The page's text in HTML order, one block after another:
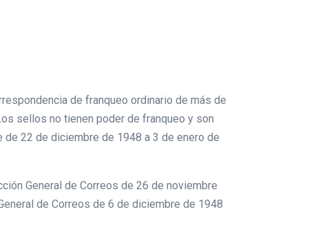
de franqueo ordinario de más de
sellos no tienen poder de franqueo y son
22 de diciembre de 1948 a 3 de enero de
General de Correos de 26 de noviembre
de Correos de 6 de diciembre de 1948